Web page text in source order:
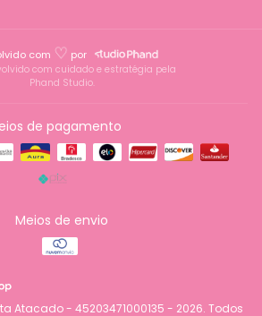
com ♡ por
com cuidado e estratégia pela
Phand Studio.
de pagamento
Meios de envio
Atacado - 45203471000135 - 2026. Todos